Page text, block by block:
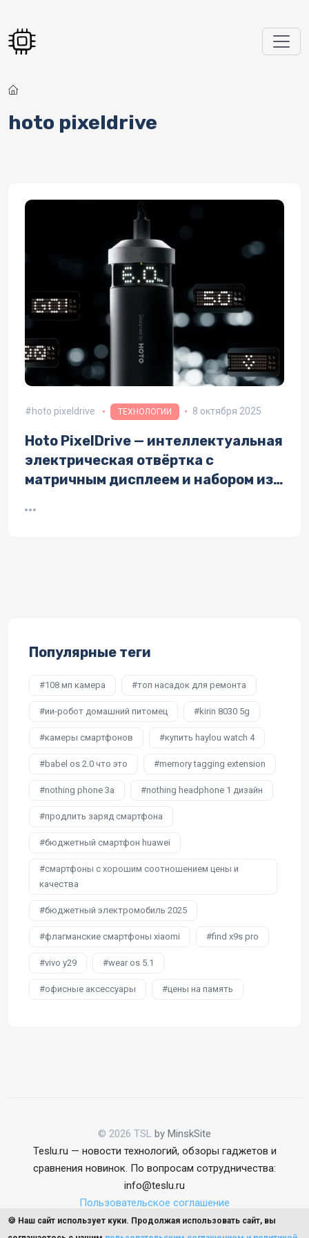
hoto pixeldrive
hoto pixeldrive ТЕХНОЛОГИИ 8 октября 2025
Hoto PixelDrive — интеллектуальная
электрическая отвёртка с
матричным дисплеем и набором из
Популярные теги
108 мп камера топ насадок для ремонта
ии-робот домашний питомец kirin 8030 5g
камеры смартфонов купить haylou watch 4
babel os 2.0 что это memory tagging extension
nothing phone 3a nothing headphone 1 дизайн
продлить заряд смартфона
бюджетный смартфон huawei
смартфоны с хорошим соотношением цены и
качества
бюджетный электромобиль 2025
флагманские смартфоны xiaomi find x9s pro
vivo y29 wear os 5.1
офисные аксессуары цены на память
© 2026 TSL by MinskSite
Teslu.ru — новости технологий, обзоры гаджетов и
сравнения новинок. По вопросам сотрудничества:
info@teslu.ru
Пользовательское соглашение
🍪 Наш сайт использует куки. Продолжая использовать сайт, вы